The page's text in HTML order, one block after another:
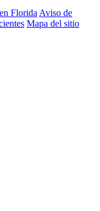
Florida Aviso de
Mapa del sitio